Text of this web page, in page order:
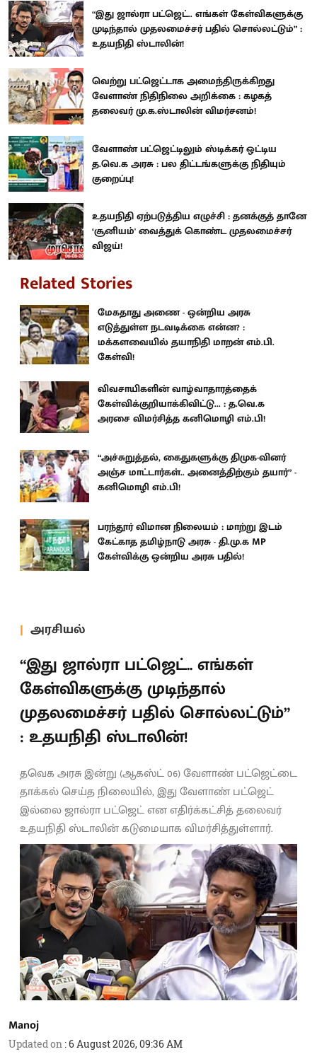
“இது ஜால்ரா பட்ஜெட்.. எங்கள் கேள்விகளுக்கு
முடிந்தால் முதலமைச்சர் பதில் சொல்லட்டும்” :
உதயநிதி ஸ்டாலின்!
வெற்று பட்ஜெட்டாக அமைந்திருக்கிறது
வேளாண் நிதிநிலை அறிக்கை : கழகத்
தலைவர் மு.க.ஸ்டாலின் விமர்சனம்!
வேளாண் பட்ஜெட்டிலும் ஸ்டிக்கர் ஒட்டிய
த.வெ.க அரசு : பல திட்டங்களுக்கு நிதியும்
குறைப்பு!
உதயநிதி ஏற்படுத்திய எழுச்சி : தனக்குத் தானே
‘சூனியம்' வைத்துக் கொண்ட முதலமைச்சர்
விஜய்!
Related Stories
மேகதாது அணை - ஒன்றிய அரசு
எடுத்துள்ள நடவடிக்கை என்ன? :
மக்களவையில் தயாநிதி மாறன் எம்.பி.
கேள்வி!
விவசாயிகளின் வாழ்வாதாரத்தைக்
கேள்விக்குறியாக்கிவிட்டு... : த.வெ.க
அரசை விமர்சித்த கனிமொழி எம்.பி!
“அச்சுறுத்தல், கைதுகளுக்கு திமுக-வினர்
அஞ்ச மாட்டார்கள்.. அனைத்திற்கும் தயார்” -
கனிமொழி எம்.பி!
பரந்தூர் விமான நிலையம் : மாற்று இடம்
கேட்காத தமிழ்நாடு அரசு - தி.மு.க MP
கேள்விக்கு ஒன்றிய அரசு பதில்!
அரசியல்
“இது ஜால்ரா பட்ஜெட்.. எங்கள்
கேள்விகளுக்கு முடிந்தால்
முதலமைச்சர் பதில் சொல்லட்டும்”
: உதயநிதி ஸ்டாலின்!
தவெக அரசு இன்று (ஆகஸ்ட் 06) வேளாண் பட்ஜெட்டை
தாக்கல் செய்த நிலையில், இது வேளாண் பட்ஜெட்
இல்லை ஜால்ரா பட்ஜெட் என எதிர்க்கட்சித் தலைவர்
உதயநிதி ஸ்டாலின் கடுமையாக விமர்சித்துள்ளார்.
Manoj
Updated on :6 August 2026, 09:36 AM